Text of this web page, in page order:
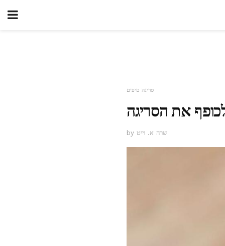
סריגה טיפים
את הסריגה
by שרה א. וייט